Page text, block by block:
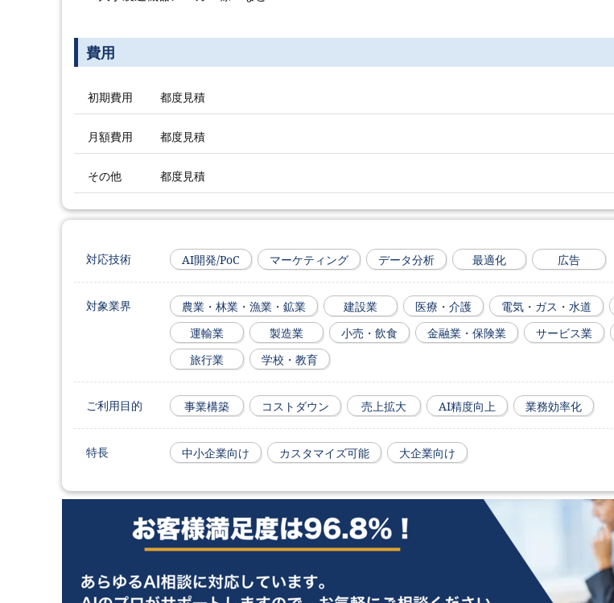
費用
初期費用 都度見積
月額費用 都度見積
その他 都度見積
対応技術 AI開発/PoC マーケティング データ分析 最適化 広告
対象業界 農業・林業・漁業・鉱業 建設業 医療・介護 電気・ガス・水道
運輸業
製造業 小売・飲食 金融業・保険業 サービス業
旅行業
学校・教育
ご利用目的 事業構築 コストダウン 売上拡大 AI精度向上 業務効率化
特長 中小企業向け カスタマイズ可能 大企業向け